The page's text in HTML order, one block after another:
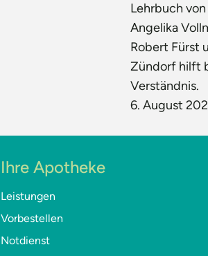
Lehrbuch von
Angelika
Robert Fürst
Zündorf hilft
Verständnis.
6. August
Ihre Apotheke
Leistungen
Vorbestellen
Notdienst